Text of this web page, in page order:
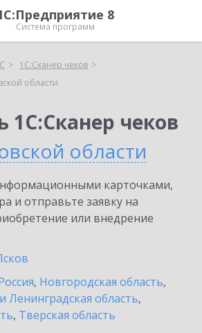
8
Система программ
1С:Сканер чеков
области
1С:Сканер чеков
области
карточками,
и отправьте заявку на
или внедрение
, Новгородская область,
Ленинградская область,
, Тверская область